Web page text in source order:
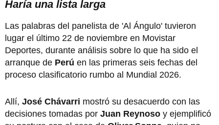
Haría una lista larga
Las palabras del panelista de 'Al Ángulo' tuvieron
lugar el último 22 de noviembre en Movistar
Deportes, durante análisis sobre lo que ha sido el
arranque de Perú en las primeras seis fechas del
proceso clasificatorio rumbo al Mundial 2026.
Allí, José Chávarri mostró su desacuerdo con las
decisiones tomadas por Juan Reynoso y ejemplificó